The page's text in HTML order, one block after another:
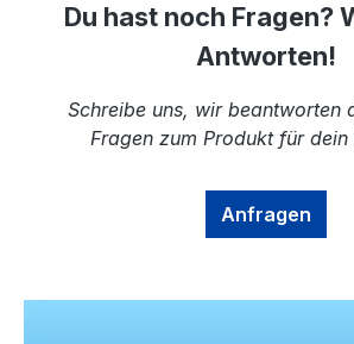
Du hast noch Fragen?
Antworten!
Schreibe uns, wir beantworten
Fragen zum Produkt für dein
Anfragen